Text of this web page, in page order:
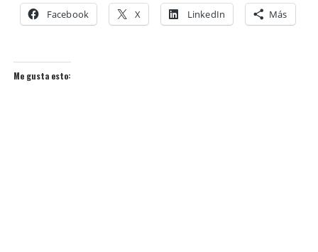
Facebook X LinkedIn Más
Me gusta esto: